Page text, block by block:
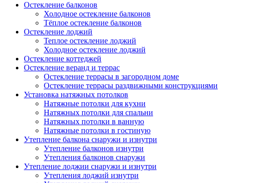
Остекление балконов
Холодное остекление балконов
Тёплое остекление балконов
Остекление лоджий
Теплое остекление лоджий
Холодное остекление лоджий
Остекление коттеджей
Остекление веранд и террас
Остекление террасы в загородном доме
Остекление террасы раздвижными конструкциями
Установка натяжных потолков
Натяжные потолки для кухни
Натяжных потолки для спальни
Натяжных потолки в ванную
Натяжные потолки в гостиную
Утепление балкона снаружи и изнутри
Утепление балконов изнутри
Утепления балконов снаружи
Утепление лоджии снаружи и изнутри
Утепления лоджий изнутри